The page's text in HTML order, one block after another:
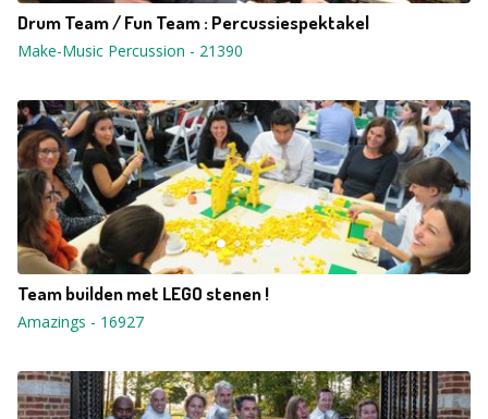
Drum Team / Fun Team : Percussiespektakel
Make-Music Percussion - 21390
Team builden met LEGO stenen !
Amazings - 16927